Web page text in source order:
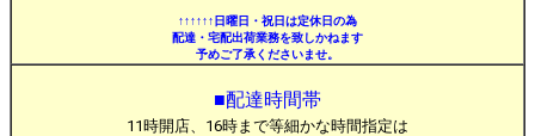
↑↑↑↑↑↑日曜日・祝日は定休日の為
配達・宅配出荷業務を致しかねます
予めご了承くださいませ。
■配達時間帯
11時開店、16時まで等細かな時間指定は